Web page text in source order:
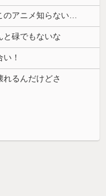
【悲報】お前らアニメにわかが過ぎてこのアニメ知らないｗｗｗｗｗ
と碌でもないな
！
れるんだけどさ